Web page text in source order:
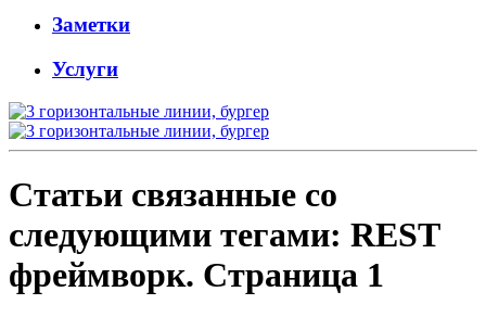
Заметки
Услуги
Статьи связанные со
следующими тегами: REST
фреймворк. Страница 1